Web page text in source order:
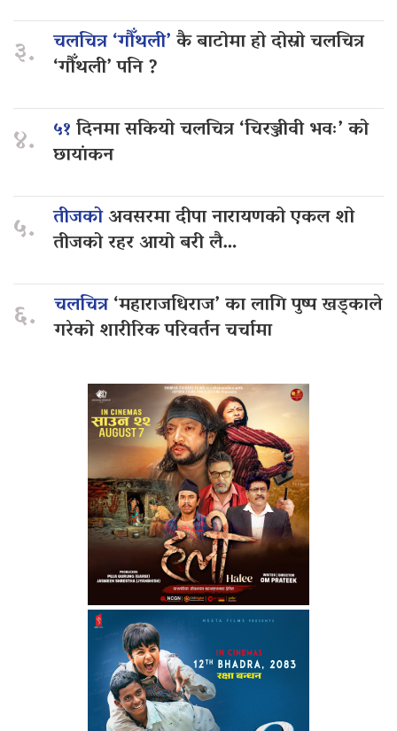
३. चलचित्र ‘गौँथली’कै बाटोमा हो दोस्रो चलचित्र
‘गौँथली’ पनि ?
४. ५१दिनमा सकियो चलचित्र ‘चिरञ्जीवी भवः’ को
छायांकन
५. तीजकोअवसरमा दीपा नारायणको एकल शो
तीजको रहर आयो बरी लै…
६. चलचित्र‘महाराजधिराज’ का लागि पुष्प खड्काले
गरेको शारीरिक परिवर्तन चर्चामा